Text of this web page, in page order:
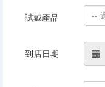
試戴產品 --
到店日期